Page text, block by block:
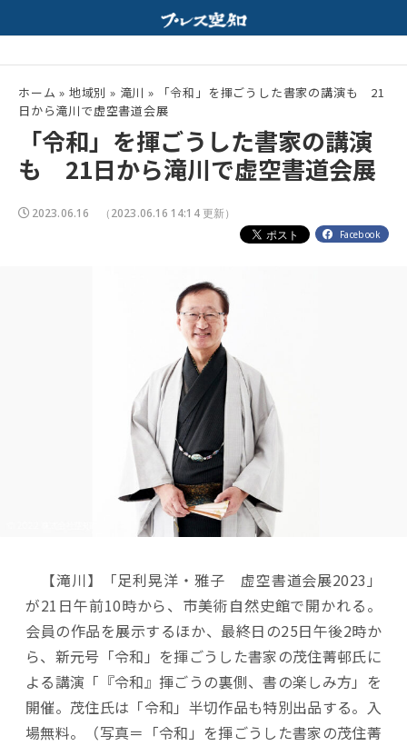
ホーム » 地域別 » 滝川 »
「令和」を揮ごうした書家の講演も 21
日から滝川で虚空書道会展
「令和」を揮ごうした書家の講演
も 21日から滝川で虚空書道会展
2023.06.16 （2023.06.16 14:14 更新）
Facebook
【滝川】「足利晃洋・雅子 虚空書道会展2023」
が21日午前10時から、市美術自然史館で開かれる。
会員の作品を展示するほか、最終日の25日午後2時か
ら、新元号「令和」を揮ごうした書家の茂住菁邨氏に
よる講演「『令和』揮ごうの裏側、書の楽しみ方」を
開催。茂住氏は「令和」半切作品も特別出品する。入
場無料。（写真＝「令和」を揮ごうした書家の茂住菁